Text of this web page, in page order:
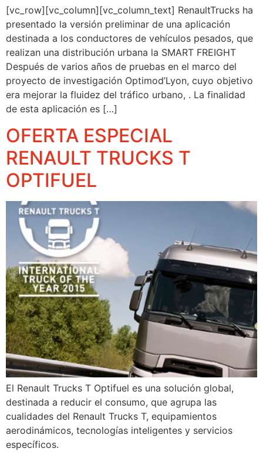
[vc_row][vc_column][vc_column_text] RenaultTrucks ha
presentado la versión preliminar de una aplicación
destinada a los conductores de vehículos pesados, que
realizan una distribución urbana la SMART FREIGHT
Después de varios años de pruebas en el marco del
proyecto de investigación Optimod’Lyon, cuyo objetivo
era mejorar la fluidez del tráfico urbano, . La finalidad
de esta aplicación es […]
OFERTA ESPECIAL
RENAULT TRUCKS T
OPTIFUEL
El Renault Trucks T Optifuel es una solución global,
destinada a reducir el consumo, que agrupa las
cualidades del Renault Trucks T, equipamientos
aerodinámicos, tecnologías inteligentes y servicios
específicos.